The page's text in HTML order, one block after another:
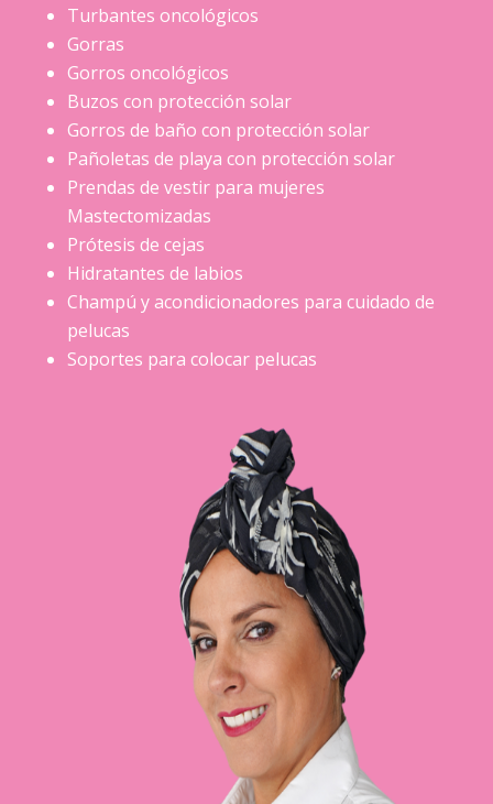
Turbantes oncológicos
Gorras
Gorros oncológicos
Buzos con protección solar
Gorros de baño con protección solar
Pañoletas de playa con protección solar
Prendas de vestir para mujeres
Mastectomizadas
Prótesis de cejas
Hidratantes de labios
Champú y acondicionadores para cuidado de
pelucas
Soportes para colocar pelucas